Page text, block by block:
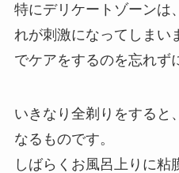
特にデリケートゾーンは
れが刺激になってしまい
でケアをするのを忘れず
いきなり全剃りをすると
なるものです。
しばらくお風呂上りに粘